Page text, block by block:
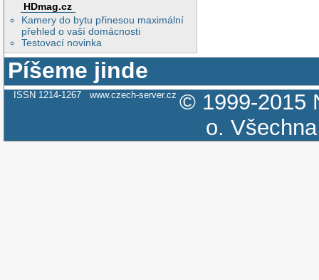
HDmag.cz
Kamery do bytu přinesou maximální
přehled o vaší domácnosti
Testovací novinka
Píšeme jinde
ISSN 1214-1267 www.czech-server.cz © 1999-2015
o.